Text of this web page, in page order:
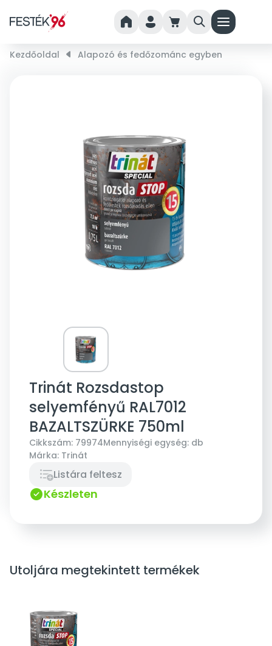
home person cart search menu
Kezdőoldal right_small Alapozó és fedőzománc egyben
Trinát Rozsdastop
selyemfényű RAL7012
BAZALTSZÜRKE 750ml
Cikkszám: 79974Mennyiségi egység: db
Márka: Trinát
Listára feltesz
Készleten
Utoljára megtekintett termékek